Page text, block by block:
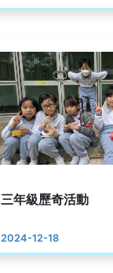
三年級歷奇活動
2024-12-18